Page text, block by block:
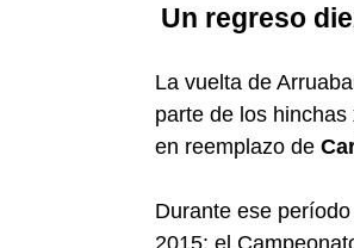
Un regreso
La vuelta de
parte de los
en reemplazo de
Durante ese